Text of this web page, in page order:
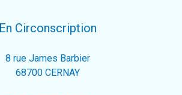
En Circonscription
8 rue James Barbier
68700 CERNAY